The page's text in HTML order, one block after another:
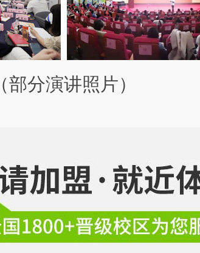
（部分演讲照片）